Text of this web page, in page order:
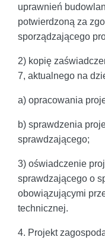
uprawnień
potwierdzoną za
sporządzającego
2) kopię
7, aktualnego na
a) opracowania
b) sprawdzenia
sprawdzającego;
3) oświadczenie
sprawdzającego o
obowiązującymi
technicznej.
4. Projekt